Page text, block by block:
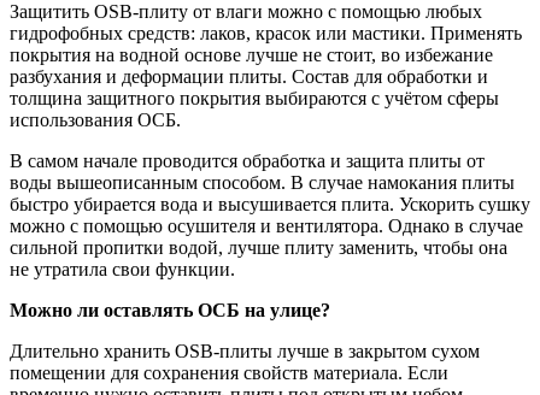
Защитить OSB-плиту от влаги можно с помощью любых
гидрофобных средств: лаков, красок или мастики. Применять
покрытия на водной основе лучше не стоит, во избежание
разбухания и деформации плиты. Состав для обработки и
толщина защитного покрытия выбираются с учётом сферы
использования ОСБ.
В самом начале проводится обработка и защита плиты от
воды вышеописанным способом. В случае намокания плиты
быстро убирается вода и высушивается плита. Ускорить сушку
можно с помощью осушителя и вентилятора. Однако в случае
сильной пропитки водой, лучше плиту заменить, чтобы она
не утратила свои функции.
Можно ли оставлять ОСБ на улице?
Длительно хранить OSB-плиты лучше в закрытом сухом
помещении для сохранения свойств материала. Если